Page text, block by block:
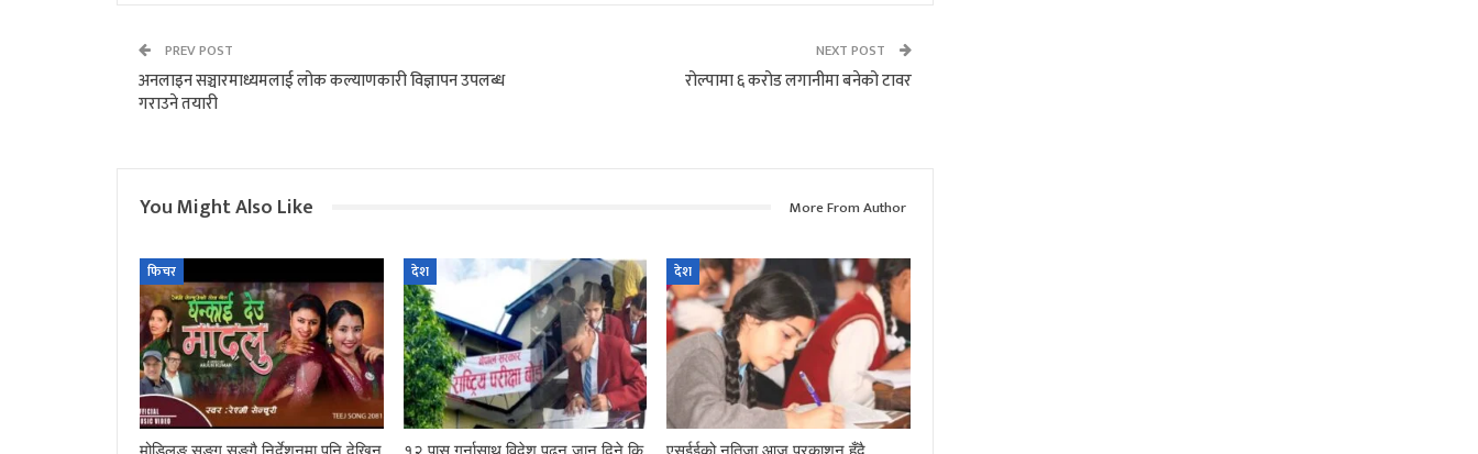
PREV POST
अनलाइन सञ्चारमाध्यमलाई लोक कल्याणकारी विज्ञापन उपलब्ध
गराउने तयारी
NEXT POST
रोल्पामा ६ करोड लगानीमा बनेको टावर
You Might Also Like More From Author
फिचर देश देश